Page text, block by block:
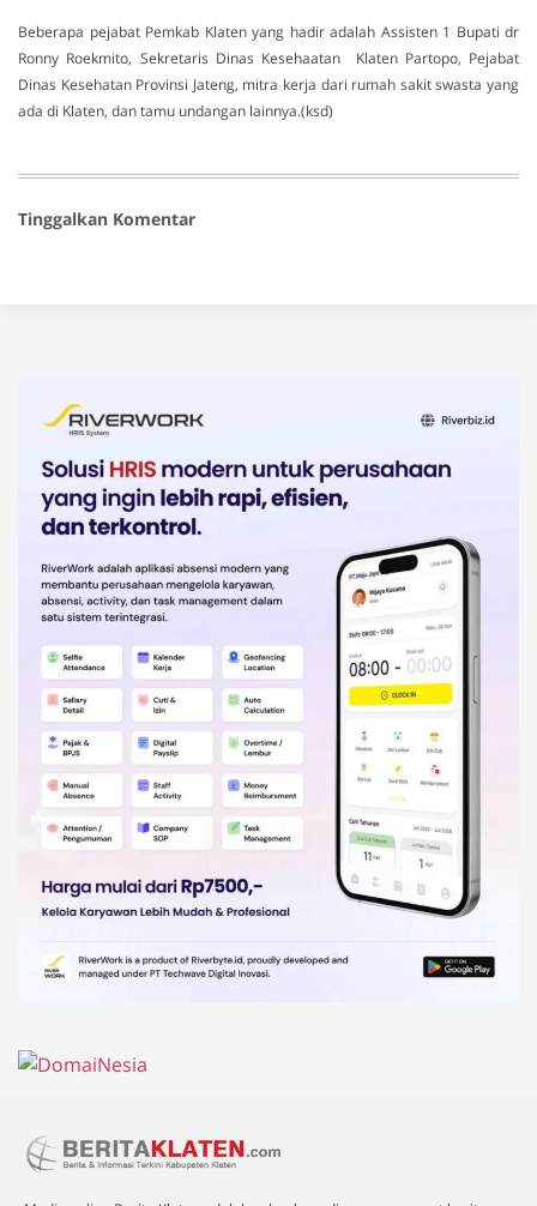
Beberapa pejabat Pemkab Klaten yang hadir adalah Assisten 1 Bupati dr
Ronny Roekmito, Sekretaris Dinas Kesehaatan Klaten Partopo, Pejabat
Dinas Kesehatan Provinsi Jateng, mitra kerja dari rumah sakit swasta yang
ada di Klaten, dan tamu undangan lainnya.(ksd)
Tinggalkan Komentar